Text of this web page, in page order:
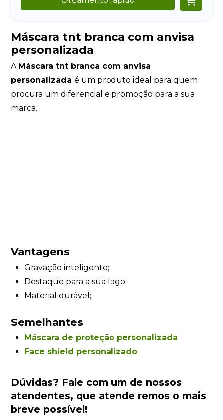
Máscara tnt branca com anvisa
personalizada
A Máscara tnt branca com anvisa
personalizadaé um produto ideal para quem
procura um diferencial e promoção para a sua
marca.
Vantagens
Gravação inteligente;
Destaque para a sua logo;
Material durável;
Semelhantes
Máscara de proteção personalizada
Face shield personalizado
Dúvidas? Fale com um de nossos
atendentes, que atende remos o mais
breve possível!